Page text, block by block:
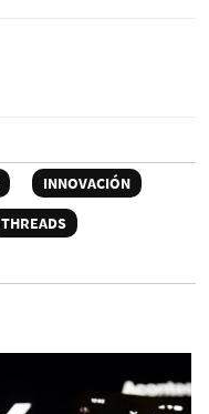
INNOVACIÓN
THREADS